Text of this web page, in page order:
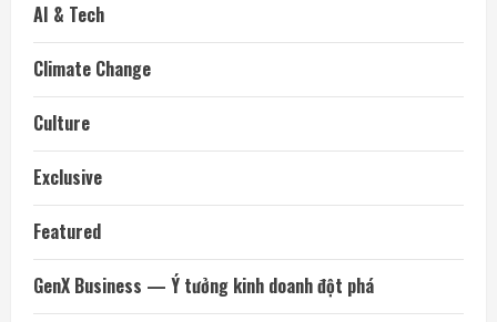
AI & Tech
Climate Change
Culture
Exclusive
Featured
GenX Business — Ý tưởng kinh doanh đột phá